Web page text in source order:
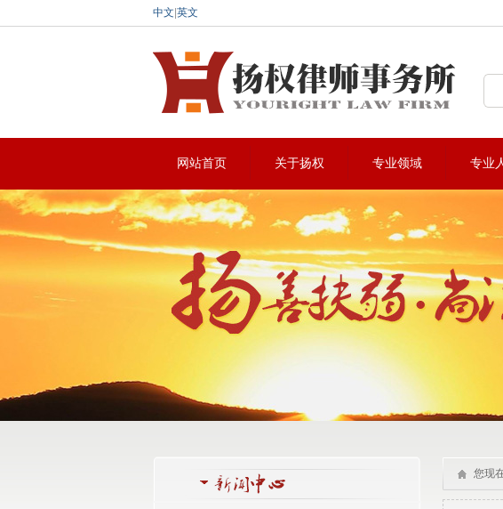
中文 英文
深圳法律咨询热线
网站首页 关于扬权 专业领域 专业
您现